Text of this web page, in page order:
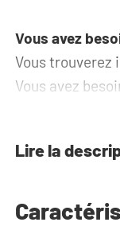
Vous avez
Vous trouverez
Vous avez
buanderie.
Lire la